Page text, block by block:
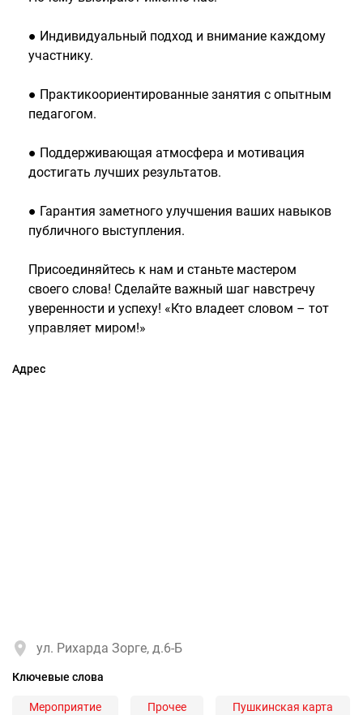
● Индивидуальный подход и внимание каждому
участнику.
● Практикоориентированные занятия с опытным
педагогом.
● Поддерживающая атмосфера и мотивация
достигать лучших результатов.
● Гарантия заметного улучшения ваших навыков
публичного выступления.
Присоединяйтесь к нам и станьте мастером
своего слова! Сделайте важный шаг навстречу
уверенности и успеху! «Кто владеет словом – тот
управляет миром!»
Адрес
ул. Рихарда Зорге, д.6-Б
Ключевые слова
Мероприятие Прочее Пушкинская карта